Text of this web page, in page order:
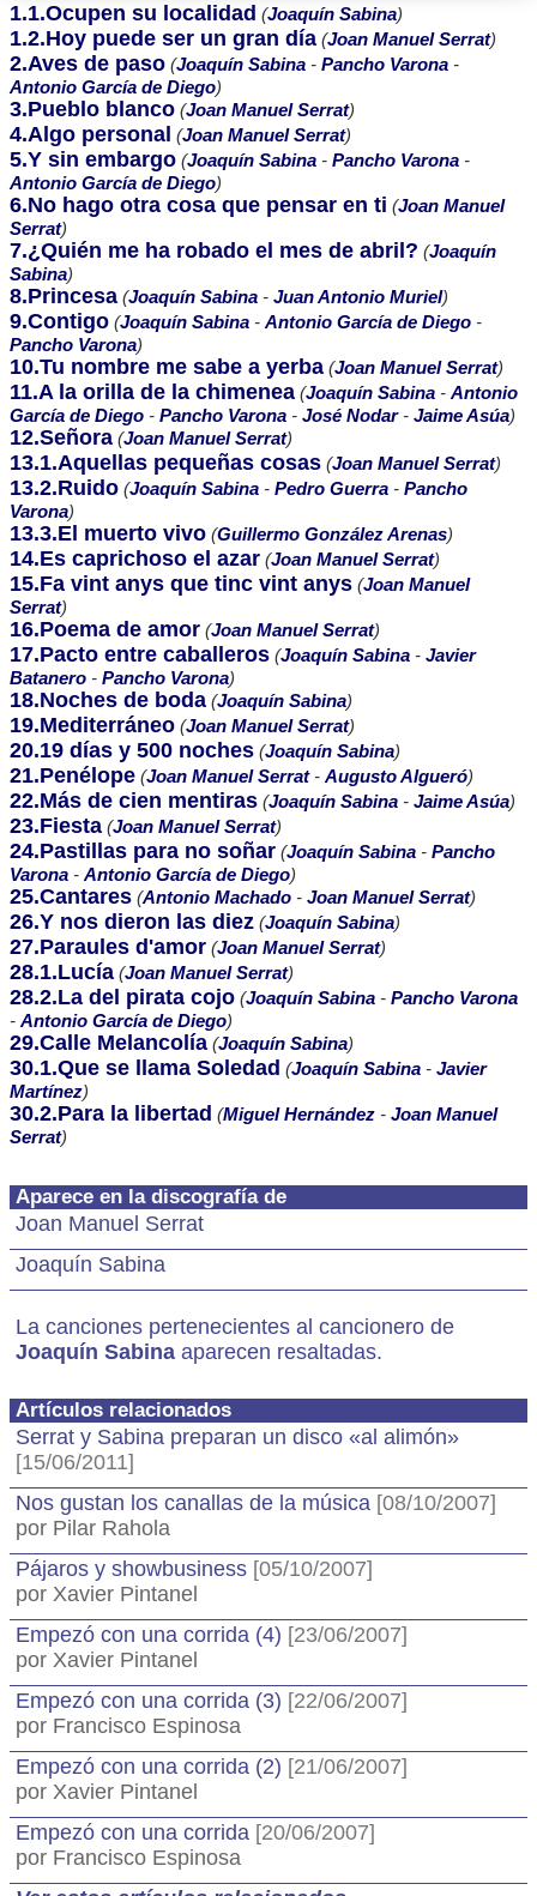
Aparece en la discografía de
Joan Manuel Serrat
Joaquín Sabina
La canciones pertenecientes al cancionero de
Joaquín Sabina aparecen resaltadas.
Artículos relacionados
Serrat y Sabina preparan un disco «al alimón»
[15/06/2011]
Nos gustan los canallas de la música [08/10/2007]
por Pilar Rahola
Pájaros y showbusiness [05/10/2007]
por Xavier Pintanel
Empezó con una corrida (4) [23/06/2007]
por Xavier Pintanel
Empezó con una corrida (3) [22/06/2007]
por Francisco Espinosa
Empezó con una corrida (2) [21/06/2007]
por Xavier Pintanel
Empezó con una corrida [20/06/2007]
por Francisco Espinosa
1.1.Ocupen su localidad (Joaquín Sabina)
1.2.Hoy puede ser un gran día (Joan Manuel Serrat)
2.Aves de paso (Joaquín Sabina - Pancho Varona -
Antonio García de Diego)
3.Pueblo blanco (Joan Manuel Serrat)
4.Algo personal (Joan Manuel Serrat)
5.Y sin embargo (Joaquín Sabina - Pancho Varona -
Antonio García de Diego)
6.No hago otra cosa que pensar en ti (Joan Manuel
Serrat)
7.¿Quién me ha robado el mes de abril? (Joaquín
Sabina)
8.Princesa (Joaquín Sabina - Juan Antonio Muriel)
9.Contigo (Joaquín Sabina - Antonio García de Diego -
Pancho Varona)
10.Tu nombre me sabe a yerba (Joan Manuel Serrat)
11.A la orilla de la chimenea (Joaquín Sabina - Antonio
García de Diego - Pancho Varona - José Nodar- Jaime Asúa)
12.Señora (Joan Manuel Serrat)
13.1.Aquellas pequeñas cosas (Joan Manuel Serrat)
13.2.Ruido (Joaquín Sabina - Pedro Guerra - Pancho
Varona)
13.3.El muerto vivo (Guillermo González Arenas)
14.Es caprichoso el azar (Joan Manuel Serrat)
15.Fa vint anys que tinc vint anys (Joan Manuel
Serrat)
16.Poema de amor (Joan Manuel Serrat)
17.Pacto entre caballeros (Joaquín Sabina - Javier
Batanero - Pancho Varona)
18.Noches de boda (Joaquín Sabina)
19.Mediterráneo (Joan Manuel Serrat)
20.19 días y 500 noches (Joaquín Sabina)
21.Penélope (Joan Manuel Serrat- Augusto Algueró)
22.Más de cien mentiras (Joaquín Sabina - Jaime Asúa)
23.Fiesta (Joan Manuel Serrat)
24.Pastillas para no soñar (Joaquín Sabina - Pancho
Varona - Antonio García de Diego)
25.Cantares (Antonio Machado - Joan Manuel Serrat)
26.Y nos dieron las diez (Joaquín Sabina)
27.Paraules d'amor (Joan Manuel Serrat)
28.1.Lucía (Joan Manuel Serrat)
28.2.La del pirata cojo (Joaquín Sabina - Pancho Varona
- Antonio García de Diego)
29.Calle Melancolía (Joaquín Sabina)
30.1.Que se llama Soledad (Joaquín Sabina - Javier
Martínez)
30.2.Para la libertad (Miguel Hernández - Joan Manuel
Serrat)